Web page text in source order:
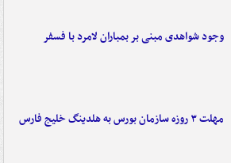
وجود شواهدی مبنی بر بمباران لامرد با فسفر
مهلت ۳ روزه سازمان بورس به هلدینگ خلیج فارس